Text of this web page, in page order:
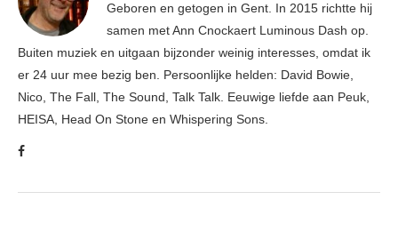
Geboren en getogen in Gent. In 2015 richtte hij
samen met Ann Cnockaert Luminous Dash op.
Buiten muziek en uitgaan bijzonder weinig interesses, omdat ik
er 24 uur mee bezig ben. Persoonlijke helden: David Bowie,
Nico, The Fall, The Sound, Talk Talk. Eeuwige liefde aan Peuk,
HEISA, Head On Stone en Whispering Sons.